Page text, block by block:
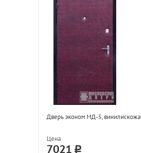
Дверь эконом МД-5, винилискожа
Цена
7021